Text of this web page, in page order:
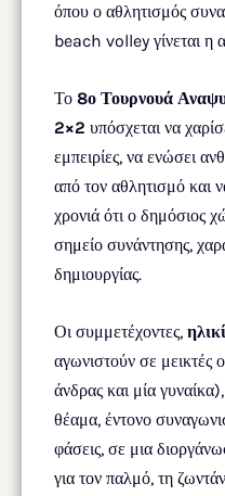
όπου ο αθλητισμός
beach volley γίνεται η
Το 8ο Τουρνουά
2×2 υπόσχεται να
εμπειρίες, να ενώσει
από τον αθλητισμό και
χρονιά ότι ο δημόσιος
σημείο συνάντησης,
δημιουργίας.
Οι συμμετέχοντες,
αγωνιστούν σε
άνδρας και μία
θέαμα, έντονο
φάσεις, σε μια
για τον παλμό, τη